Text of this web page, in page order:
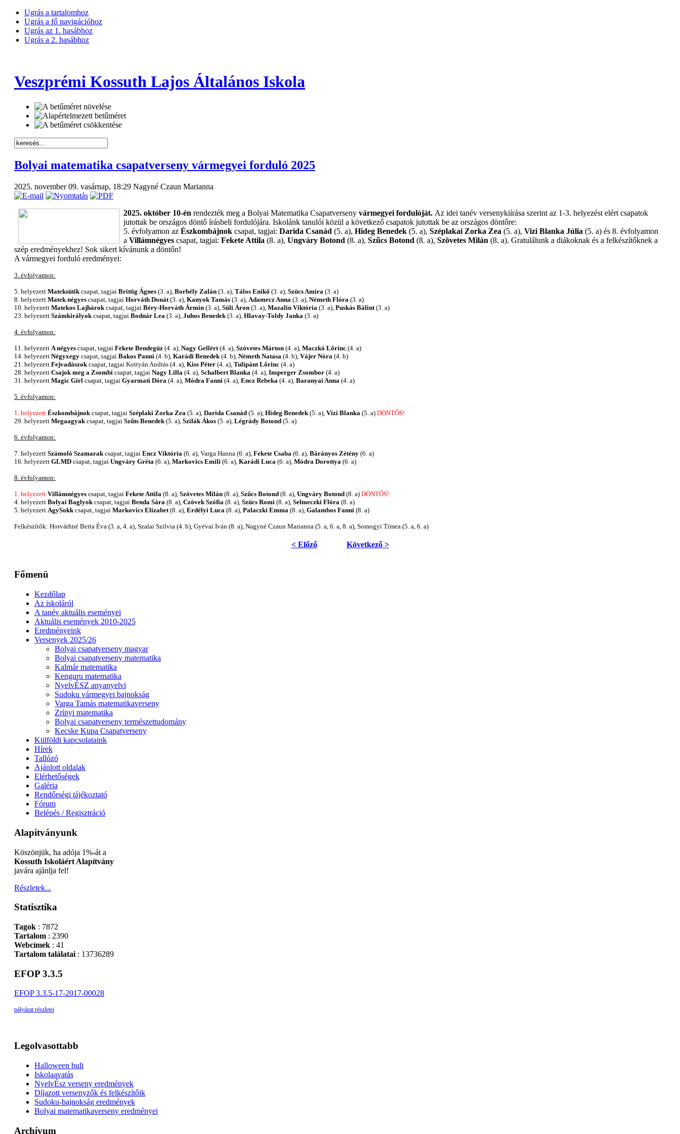
Ugrás a tartalomhoz
Ugrás a fő navigációhoz
Ugrás az 1. hasábhoz
Ugrás a 2. hasábhoz
Veszprémi Kossuth Lajos Általános Iskola
Bolyai matematika csapatverseny vármegyei forduló 2025
2025. november 09. vasárnap, 18:29 Nagyné Czaun Marianna
2025. október 10-én rendezték meg a Bolyai Matematika Csapatverseny vármegyei fordulóját. Az idei tanév versenykiírása szerint az 1-3. helyezést elért csapatok
jutottak be országos döntő írásbeli fordulójára. Iskolánk tanulói közül a következő csapatok jutottak be az országos döntőre:
5. évfolyamon az Észkombájnok csapat, tagjai: Darida Csanád (5. a), Hideg Benedek(5. a), Széplakai Zorka Zea (5. a), Vizi Blanka Júlia (5. a) és 8. évfolyamon
a Villámnégyescsapat, tagjai: Fekete Attila (8. a), Ungváry Botond (8. a), Szűcs Botond (8. a), Szövetes Milán (8. a). Gratulálunk a diákoknak és a felkészítőknek a
szép eredményekhez! Sok sikert kívánunk a döntőn!
A vármegyei forduló eredményei:
3. évfolyamon:
5. helyezett Mateksütik csapat, tagjai Brittig Ágnes(3. a), Borbély Zalán(3. a), Tálos Enikő (3. a), Szücs Amira (3. a)
8. helyezett Matek négyescsapat, tagjai Horváth Donát(3. a), Kanyok Tamás(3. a), Adamecz Anna (3. a), Németh Flóra (3. a)
10. helyezett Matekos Lajhárokcsapat, tagjai Béry-Horváth Ármin(3. a), Süli Áron(3. a), Mazalin Viktória (3. a), Puskás Bálint (3. a)
23. helyezett Számkirályokcsapat, tagjai Bodnár Lea (3. a), Juhos Benedek(3. a), Hlavay-Toldy Janka (3. a)
4. évfolyamon:
11. helyezett A négyescsapat, tagjai Fekete Bendegúz(4. a), Nagy Gellért(4. a), Szövetes Márton(4. a), Maczkó Lőrinc(4. a)
14. helyezett Négyxegycsapat, tagjai Bakos Panni (4. b), Karádi Benedek(4. b), Németh Natasa (4. b), Vájer Nóra (4. b)
21. helyezett Fejvadászokcsapat, tagjai Kottyán András (4. a), Kiss Péter(4. a), Tulipánt Lőrinc(4. a)
28. helyezett Csajok meg a Zsombi csapat, tagjai Nagy Lilla (4. a), Schalbert Blanka (4. a), Insperger Zsombor(4. a)
31. helyezett Magic Girl csapat, tagjai Gyarmati Dóra (4. a), Módra Fanni (4. a), Encz Rebeka (4. a), Baranyai Anna (4. a)
5. évfolyamon:
1. helyezett Észkombájnokcsapat, tagjai Széplaki Zorka Zea (5. a), Darida Csanád(5. a), Hideg Benedek(5. a), Vizi Blanka (5. a) DÖNTŐS!
29. helyezett Megaagyakcsapat, tagjai Szűts Benedek(5. a), Szilák Ákos(5. a), Légrády Botond(5. a)
6. évfolyamon:
7. helyezett Számoló Szamarakcsapat, tagjai Encz Viktória (6. a), Varga Hanna (6. a), Fekete Csaba (6. a), Bárányos Zétény(6. a)
16. helyezett GLMDcsapat, tagjai Ungváry Gréta (6. a), Markovics Emili (6. a), Karádi Luca (6. a), Módra Dorottya (6. a)
8. évfolyamon:
1. helyezett Villámnégyes csapat, tagjai Fekete Attila (8. a), Szövetes Milán(8. a), Szűcs Botond(8. a), Ungváry Botond(8. a) DÖNTŐS!
4. helyezett Bolyai Baglyokcsapat, tagjai Benda Sára (8. a), Czövek Szófia (8. a), Szücs Romi (8. a), Selmeczki Flóra (8. a)
5. helyezett AgySokk csapat, tagjai Markovics Elizabet(8. a), Erdélyi Luca (8. a), Palaczki Emma (8. a), Galambos Fanni (8. a)
Felkészítők: Horváthné Berta Éva (3. a, 4. a), Szalai Szilvia (4. b), Gyévai Iván (8. a), Nagyné Czaun Marianna (5. a, 6. a, 8. a), Somogyi Tímea (5. a, 6. a)
< Előző Következő >
Főmenü
Kezdőlap
Az iskoláról
A tanév aktuális eseményei
Aktuális események 2010-2025
Eredményeink
Versenyek 2025/26
Bolyai csapatverseny magyar
Bolyai csapatverseny matematika
Kalmár matematika
Kenguru matematika
NyelvÉSZ anyanyelvi
Sudoku vármegyei bajnokság
Varga Tamás matematikaverseny
Zrínyi matematika
Bolyai csapatverseny természettudomány
Kecske Kupa Csapatverseny
Külföldi kapcsolataink
Hírek
Tallózó
Ajánlott oldalak
Elérhetőségek
Galéria
Rendőrségi tájékoztató
Fórum
Belépés / Regisztráció
Alapítványunk
Köszönjük, ha adója 1%-át a
Kossuth Iskoláért Alapítvány
javára ajánlja fel!
Részletek...
Statisztika
Tagok: 7872
Tartalom: 2390
Webcímek: 41
Tartalom találatai: 13736289
EFOP 3.3.5
EFOP 3.3.5-17-2017-00028
pályázat részletei
Legolvasottabb
Halloween buli
Iskolaavatás
NyelvÉsz verseny eredmények
Díjazott versenyzők és felkészítőik
Sudoku-bajnokság eredmények
Bolyai matematikaverseny eredményei
Archívum